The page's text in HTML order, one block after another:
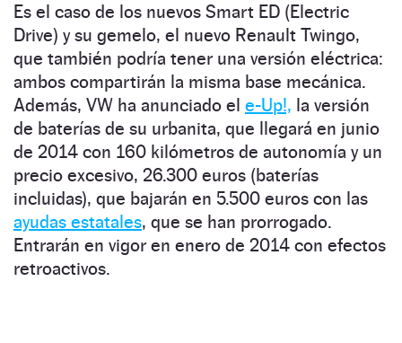
Es el caso de los nuevos Smart ED (Electric
Drive) y su gemelo, el nuevo Renault Twingo,
que también podría tener una versión eléctrica:
ambos compartirán la misma base mecánica.
Además, VW ha anunciado el e-Up!, la versión
de baterías de su urbanita, que llegará en junio
de 2014 con 160 kilómetros de autonomía y un
precio excesivo, 26.300 euros (baterías
incluidas), que bajarán en 5.500 euros con las
ayudas estatales, que se han prorrogado.
Entrarán en vigor en enero de 2014 con efectos
retroactivos.